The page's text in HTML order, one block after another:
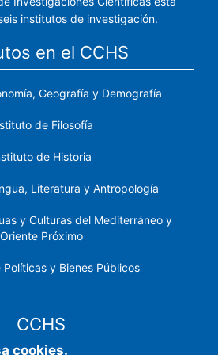
institutos de investigación.
en el CCHS
Geografía y Demografía
de Filosofía
de Historia
Literatura y Antropología
y Culturas del Mediterráneo y
Oriente Próximo
y Bienes Públicos
CCHS
cookies.